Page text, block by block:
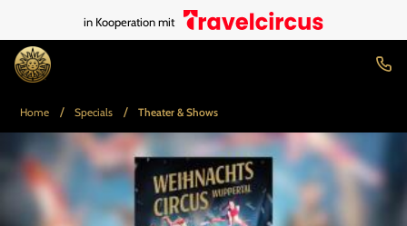
in Kooperation mit
Home / Specials / Theater & Shows